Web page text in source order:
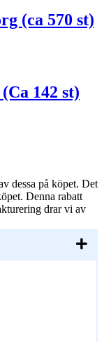
(ca 570 st)
142 st)
dessa på köpet. Det
Denna rabatt
drar vi av